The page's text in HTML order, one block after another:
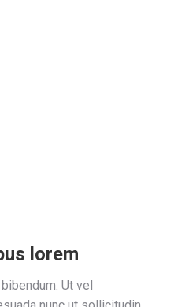
lorem
Ut vel